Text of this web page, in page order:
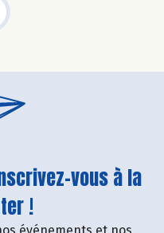
vous à la
!